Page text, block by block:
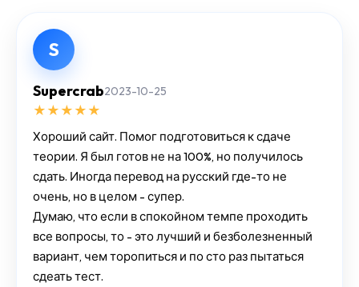
S
Supercrab2023-10-25
★ ★ ★ ★ ★
Хороший сайт. Помог подготовиться к сдаче
теории. Я был готов не на 100%, но получилось
сдать. Иногда перевод на русский где-то не
очень, но в целом - супер.
Думаю, что если в спокойном темпе проходить
все вопросы, то - это лучший и безболезненный
вариант, чем торопиться и по сто раз пытаться
сдеать тест.